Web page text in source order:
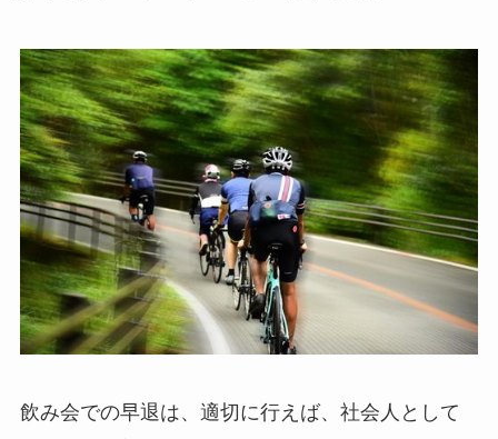
飲み会での早退は、適切に行えば、社会人として